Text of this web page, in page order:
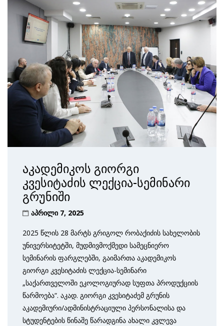
აკადემიკოს გიორგი
კვესიტაძის ლექცია-სემინარი
გრუნიში
აპრილი 7, 2025
2025 წლის 28 მარტს გრიგოლ რობაქიძის სახელობის
უნივერსიტეტში, მუდმივმოქმედი სამეცნიერო
სემინარის ფარგლებში, გაიმართა აკადემიკოს
გიორგი კვესიტაძის ლექცია-სემინარი
„საქართველოში ეკოლოგიურად სუფთა პროდუქციის
წარმოება“. აკად. გიორგი კვესიტაძემ გრუნის
აკადემიური/ადმინისტრაციული პერსონალისა და
სტუდენტების წინაშე წარადგინა ახალი კვლევა